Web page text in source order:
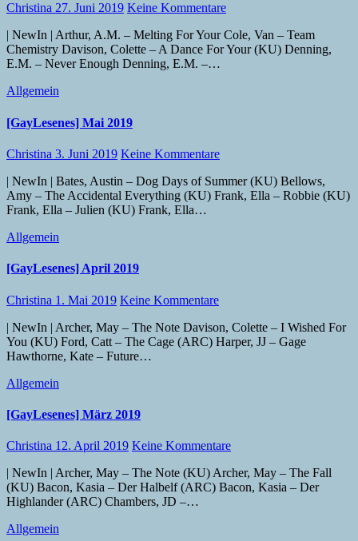
Christina 27. Juni 2019 Keine Kommentare
Chemistry Davison, Colette – A Dance For Your (KU) Denning,
E.M. – Never Enough Denning, E.M. –…
Allgemein
[GayLesenes] Mai 2019
Christina 3. Juni 2019 Keine Kommentare
| NewIn | Bates, Austin – Dog Days of Summer (KU) Bellows,
Amy – The Accidental Everything (KU) Frank, Ella – Robbie (KU)
Frank, Ella – Julien (KU) Frank, Ella…
Allgemein
[GayLesenes] April 2019
Christina 1. Mai 2019 Keine Kommentare
| NewIn | Archer, May – The Note Davison, Colette – I Wished For
You (KU) Ford, Catt – The Cage (ARC) Harper, JJ – Gage
Hawthorne, Kate – Future…
Allgemein
[GayLesenes] März 2019
Christina 12. April 2019 Keine Kommentare
| NewIn | Archer, May – The Note (KU) Archer, May – The Fall
(KU) Bacon, Kasia – Der Halbelf (ARC) Bacon, Kasia – Der
Highlander (ARC) Chambers, JD –…
Allgemein